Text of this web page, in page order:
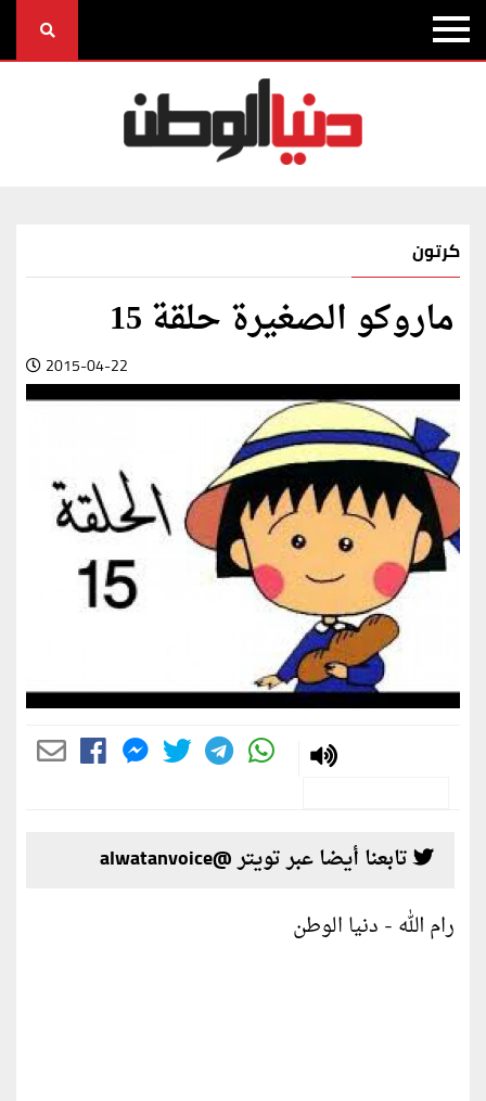
كرتون
ماروكو الصغيرة حلقة 15
2015-04-22
تابعنا أيضا عبر تويتر @alwatanvoice
رام الله - دنيا الوطن